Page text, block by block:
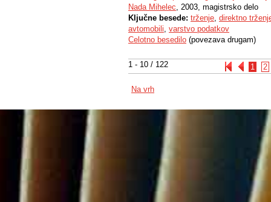
1 - 10 / 122 1 2
Nada Mihelec, 2003, magistrsko delo
Ključne besede: trženje, direktno
avtomobili, varstvo podatkov
Celotno besedilo (povezava drugam)
Na vrh